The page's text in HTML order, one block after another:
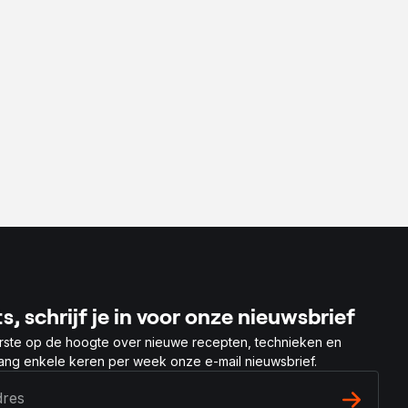
schrijf je in voor onze nieuwsbrief
op de hoogte over nieuwe recepten, technieken en
enkele keren per week onze e-mail nieuwsbrief.